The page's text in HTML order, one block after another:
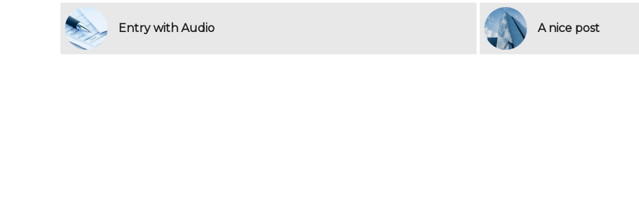
Entry with Audio A nice post